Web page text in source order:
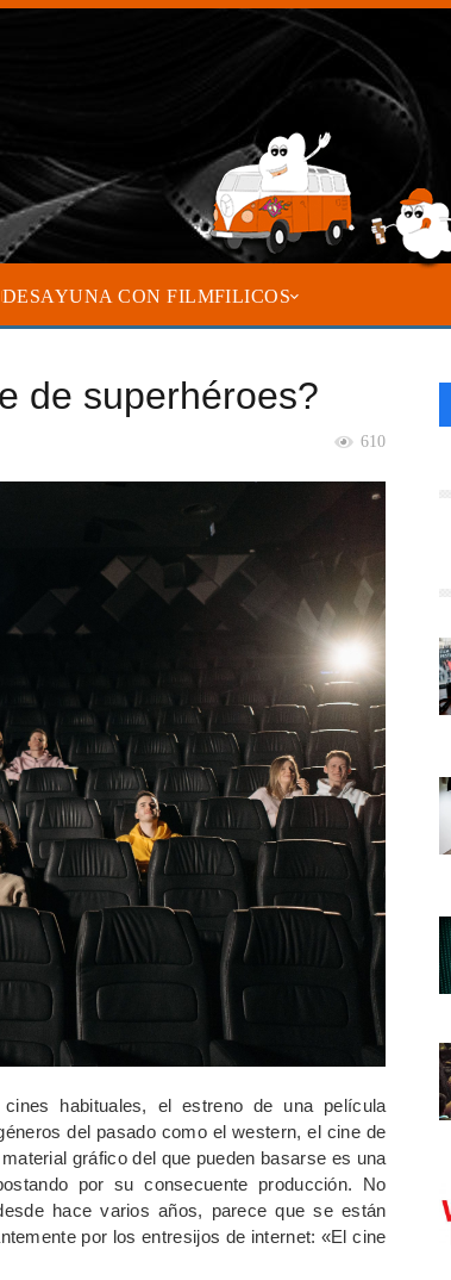
DESAYUNA CON FILMFILICOS
de superhéroes?
610
habituales, el estreno de una película
del pasado como el western, el cine de
gráfico del que pueden basarse es una
por su consecuente producción. No
hace varios años, parece que se están
por los entresijos de internet: «El cine